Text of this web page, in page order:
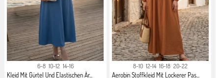
6-8 10-12 14-16
Kleid Mit Gürtel Und Elastischen Är...
8-10 12-14 16-18 20-22
Aerobin Stoffkleid Mit Lockerer Pas...